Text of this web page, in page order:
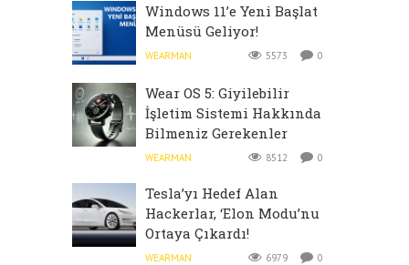
Windows 11’e Yeni Başlat
Menüsü Geliyor!
WEARMAN 5573 0
Wear OS 5: Giyilebilir
İşletim Sistemi Hakkında
Bilmeniz Gerekenler
WEARMAN 8512 0
Tesla’yı Hedef Alan
Hackerlar, ‘Elon Modu’nu
Ortaya Çıkardı!
WEARMAN 6979 0